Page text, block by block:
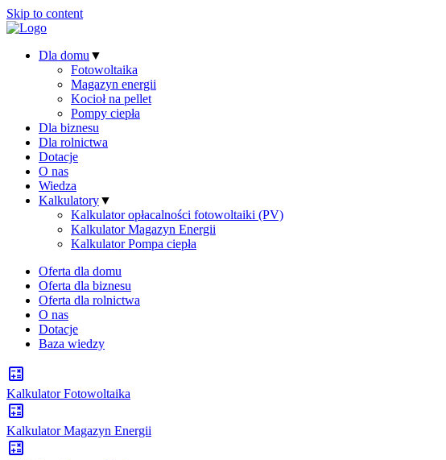
Skip to content
Dla domu ▼
Fotowoltaika
Magazyn energii
Kocioł na pellet
Pompy ciepła
Dla biznesu
Dla rolnictwa
Dotacje
O nas
Wiedza
Kalkulatory▼
Kalkulator opłacalności fotowoltaiki (PV)
Kalkulator Magazyn Energii
Kalkulator Pompa ciepła
Oferta dla domu
Oferta dla biznesu
Oferta dla rolnictwa
O nas
Dotacje
Baza wiedzy
Kalkulator Fotowoltaika
Kalkulator Magazyn Energii